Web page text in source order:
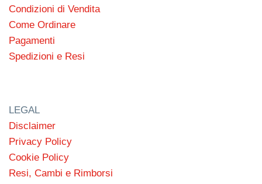
Condizioni di Vendita
Come Ordinare
Pagamenti
Spedizioni e Resi
LEGAL
Disclaimer
Privacy Policy
Cookie Policy
Resi, Cambi e Rimborsi